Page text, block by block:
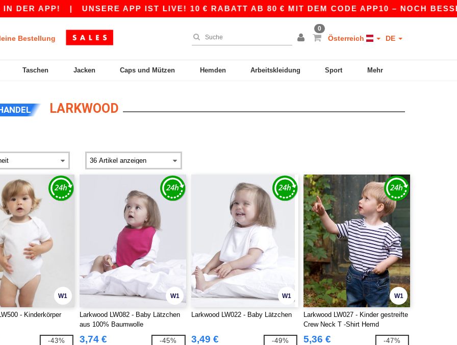
APP!|UNSERE APP IST LIVE! 10 € RABATT AB 80 € MIT DEM CODE APP10 – NOCH BESSERE
Bestellung
0
Österreich DE
Taschen Jacken Caps und Mützen Hemden Arbeitskleidung Sport Mehr
LARKWOOD
W1
- Kinderkörper
-43%
W1
Larkwood LW082 - Baby Lätzchen
aus 100% Baumwolle
3,74 € -45%
W1
Larkwood LW022 - Baby Lätzchen
3,49 € -49%
W1
Larkwood LW027 - Kinder gestreifte
Crew Neck T -Shirt Hemd
5,36 € -47%